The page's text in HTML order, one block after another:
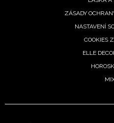
soukromí BurdaMedia
ZÁSADY
NASTAVENÍ
COOKIES
ELLE